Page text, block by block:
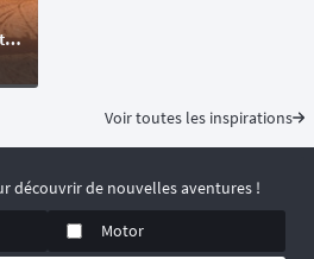
🚘 Raids youngtimers tout-terrain : découvrez l'aventure au volant de voitures mythiques !
Voir toutes les inspirations
découvrir de nouvelles aventures !
Motor